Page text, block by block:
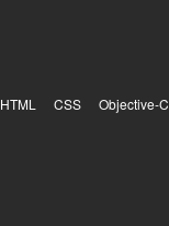
HTML CSS Objective-C